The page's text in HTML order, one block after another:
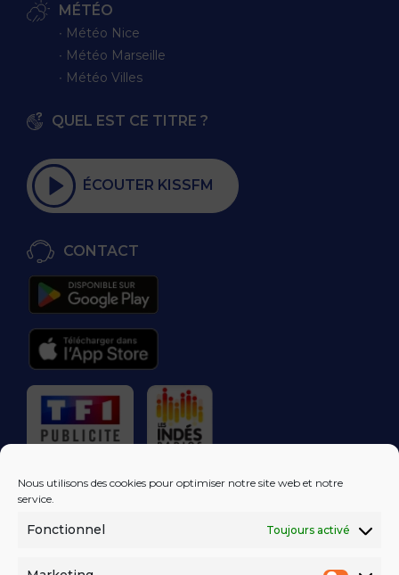
Nous utilisons des cookies pour optimiser notre site web et notre
service.
Fonctionnel Toujours activé
MÉTÉO
∙ Météo Nice
∙ Météo Marseille
∙ Météo Villes
QUEL EST CE TITRE ?
ÉCOUTER KISSFM
CONTACT
RÉGIE PUBLICITAIRE
LES EXCLUS
DANS VOTRE